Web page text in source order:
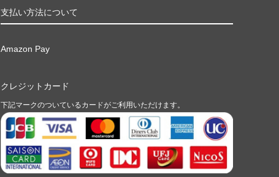
支払い方法について
Amazon Pay
クレジットカード
下記マークのついているカードがご利用いただけます。